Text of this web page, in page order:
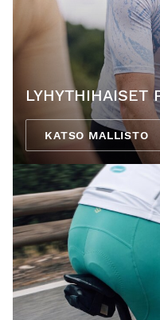
LYHYTHIHAISET
KATSO MALLISTO